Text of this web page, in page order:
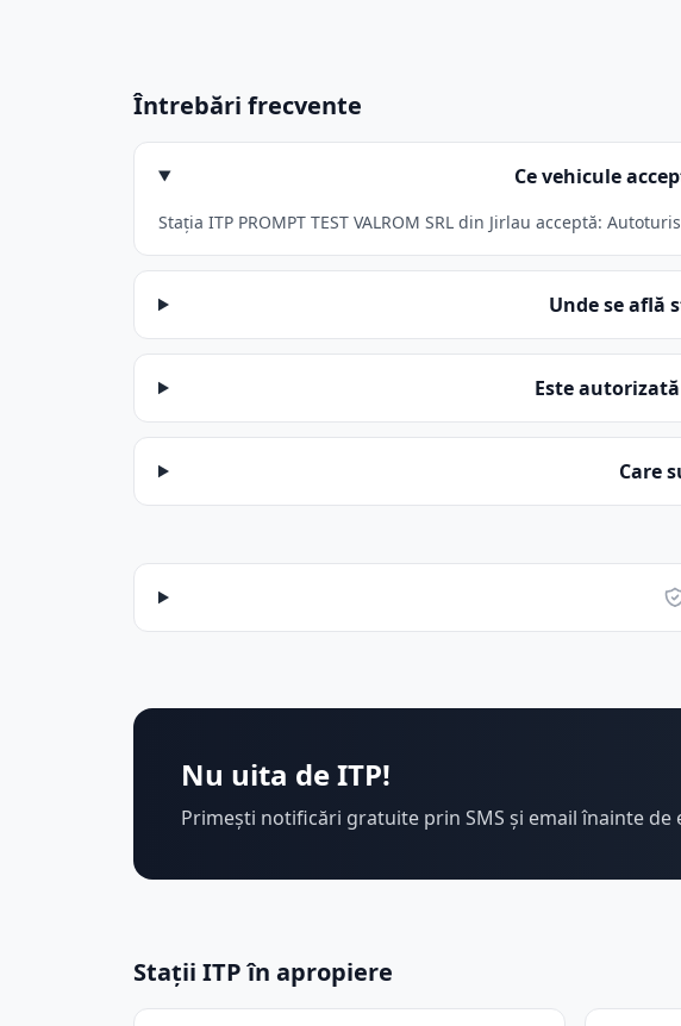
Întrebări frecvente
Ce vehicule
Stația ITP PROMPT TEST VALROM SRL din Jirlau acceptă:
Unde se află
Este autorizată
Care
Nu uita de ITP!
Primești notificări gratuite prin SMS și email înainte de
Stații ITP în apropiere